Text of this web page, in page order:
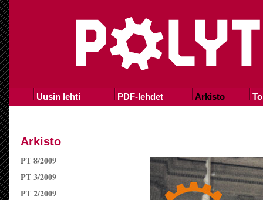
Uusin lehti PDF-lehdet Arkisto
Arkisto
PT 8/2009
PT 3/2009
PT 2/2009